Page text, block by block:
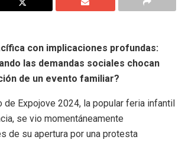
con implicaciones profundas:
las demandas sociales chocan
de un evento familiar?
Expojove 2024, la popular feria infantil
se vio momentáneamente
de su apertura por una protesta